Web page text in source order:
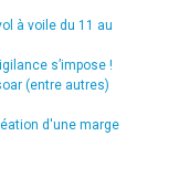
à voile du 11 au
s’impose !
(entre autres)
d'une marge